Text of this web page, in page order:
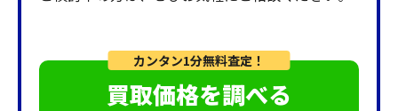
カンタン1分無料査定！
買取価格を調べる